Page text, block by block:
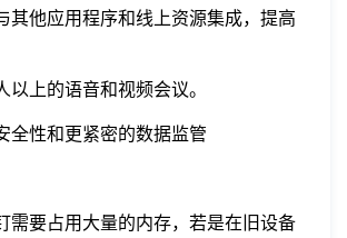
其他应用程序和线上资源集成，提高
以上的语音和视频会议。
全性和更紧密的数据监管
需要占用大量的内存，若是在旧设备